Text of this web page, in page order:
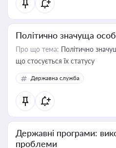
Політично значуща
Про що тема: Політично
що стосується їх статусу
Державна служба
Державні програми:
проблеми